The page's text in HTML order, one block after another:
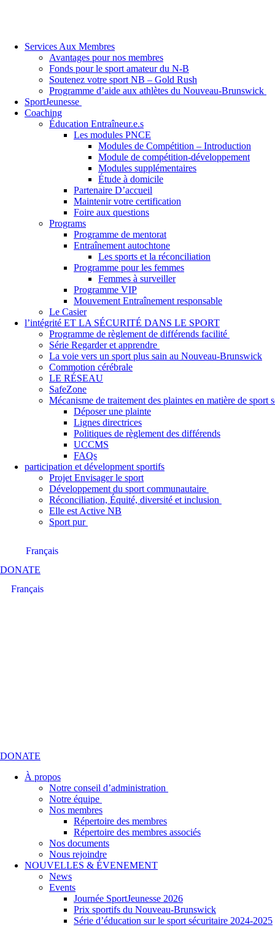
Services Aux Membres
Avantages pour nos membres
Fonds pour le sport amateur du N-B
Soutenez votre sport NB – Gold Rush
Programme d’aide aux athlètes du Nouveau-Brunswick
SportJeunesse
Coaching
Éducation Entraîneur.e.s
Les modules PNCE
Modules de Compétition – Introduction
Module de compétition-développement
Modules supplémentaires
Étude à domicile
Partenaire D’accueil
Maintenir votre certification
Foire aux questions
Programs
Programme de mentorat
Entraînement autochtone
Les sports et la réconciliation
Programme pour les femmes
Femmes à surveiller
Programme VIP
Mouvement Entraînement responsable
Le Casier
l’intégrité ET LA SÉCURITÉ DANS LE SPORT
Programme de règlement de différends facilité
Série Regarder et apprendre
La voie vers un sport plus sain au Nouveau-Brunswick
Commotion cérébrale
LE RÉSEAU
SafeZone
Mécanisme de traitement des plaintes en matière de
Déposer une plainte
Lignes directrices
Politiques de règlement des différends
UCCMS
FAQs
participation et dévelopment sportifs
Projet Envisager le sport
Développement du sport communautaire
Réconciliation, Équité, diversité et inclusion
Elle est Active NB
Sport pur
Français
DONATE
Français
DONATE
À propos
Notre conseil d’administration
Notre équipe
Nos membres
Répertoire des membres
Répertoire des membres associés
Nos documents
Nous rejoindre
NOUVELLES & ÉVENEMENT
News
Events
Journée SportJeunesse 2026
Prix sportifs du Nouveau-Brunswick
Série d’éducation sur le sport sécuritaire 2024-2025